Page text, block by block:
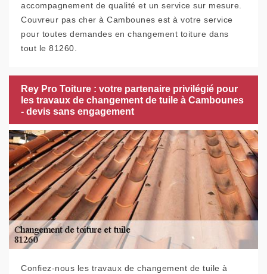
accompagnement de qualité et un service sur mesure.
Couvreur pas cher à Cambounes est à votre service
pour toutes demandes en changement toiture dans
tout le 81260.
Rey Pro Toiture : votre partenaire privilégié pour
les travaux de changement de tuile à Cambounes
- devis sans engagement
Confiez-nous les travaux de changement de tuile à